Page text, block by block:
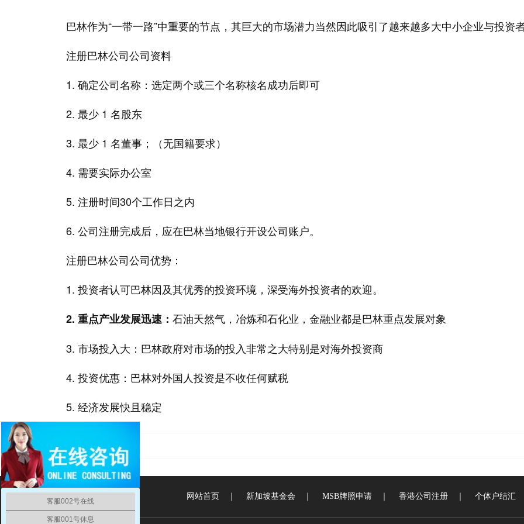
巴林作为“一带一路”中重要的节点，其巨大的市场潜力当然因此吸引了越来越多大中小企业与投资者
注册巴林公司公司资料
1. 确定公司名称：选定两个或三个名称核名成功后即可
2. 最少 1 名股东
3. 最少 1 名董事；（无国籍要求）
4. 需要实际办公室
5. 注册时间30个工作日之内
6. 公司注册完成后，应在巴林当地银行开设公司账户。
注册巴林公司公司优势：
1. 投资者认可巴林因及其优秀的投资环境，深受海外投资者的欢迎。
2. 重点产业发展迅速： 石油天然气，冶炼和石化业，金融业都是巴林重点发展对象
3. 市场投入大：巴林政府对市场的投入非常之大特别是对海外投资商
4. 投资优惠：巴林对外国人投资是不收任何赋税
5. 经济发展快且稳定
泰国公司注册
网站首页 新加坡基金会 MSB牌照申请｜ 香港公司注册｜ 个体户结汇
客服002号在线
客服001号休息